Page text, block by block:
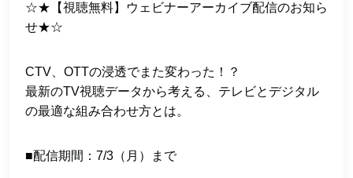
☆★【視聴無料】ウェビナーアーカイブ配信のお知ら
せ★☆
CTV、OTTの浸透でまた変わった！？
最新のTV視聴データから考える、テレビとデジタル
の最適な組み合わせ方とは。
■配信期間：7/3（月）まで